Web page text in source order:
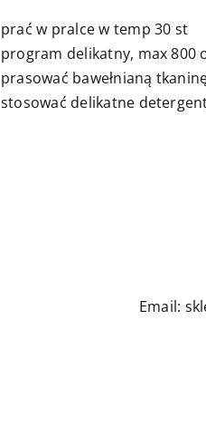
prać w pralce w temp 30 st
program delikatny, max 800
prasować bawełnianą
stosować delikatne
Email: